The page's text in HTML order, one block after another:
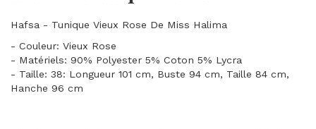
Hafsa - Tunique Vieux Rose De Miss Halima
- Couleur: Vieux Rose
- Matériels: 90% Polyester 5% Coton 5% Lycra
- Taille: 38: Longueur 101 cm, Buste 94 cm, Taille 84 cm,
Hanche 96 cm